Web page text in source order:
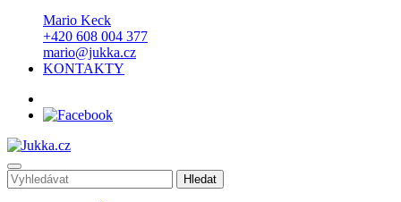
Mario Keck
+420 608 004 377
mario@jukka.cz
KONTAKTY